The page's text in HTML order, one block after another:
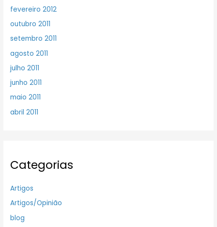
fevereiro 2012
outubro 2011
setembro 2011
agosto 2011
julho 2011
junho 2011
maio 2011
abril 2011
Categorias
Artigos
Artigos/Opinião
blog